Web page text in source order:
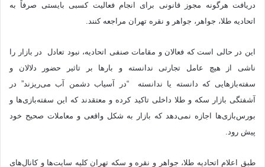
دریافت هرگونه مجوز قانونی برای انجام فعالیت کسبی بایستی صرفاً به
اتحادیه طلا، جواهر، جواهر و نقره تهران مراجعه کنند.
این در حالی است که فعالان و مقامات صنفی اتحادیه، نبود تعادل در بازار را
ناشی از هیچ عامل تجارتی ندانسته و بارها بر تاثیر حضور دلالان و
سفته‌بازهایی که دانسته یا ندانسته “در آسیاب دشمن آب می‌ریزند” در
آشفتگی بازار سکه و طلا داخلی تاکید کرده‌ و معتقدند که این سفته‌بازی‌ها و
بورس‌بازی‌ها اجازه نمی‌دهد که بازار به شکل واقعی و معاملات صحیح خود
پیش رود.
طبق اعلام اتحادیه طلا، جواهر و نقره و سکه تهران کلیه سایت‌ها و کانال‌های